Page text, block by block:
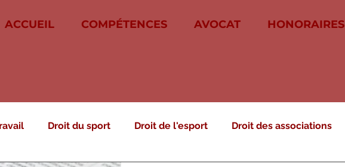
ACCUEIL COMPÉTENCES AVOCAT HONORAIRES
Droit du sport Droit de l'esport Droit des associations